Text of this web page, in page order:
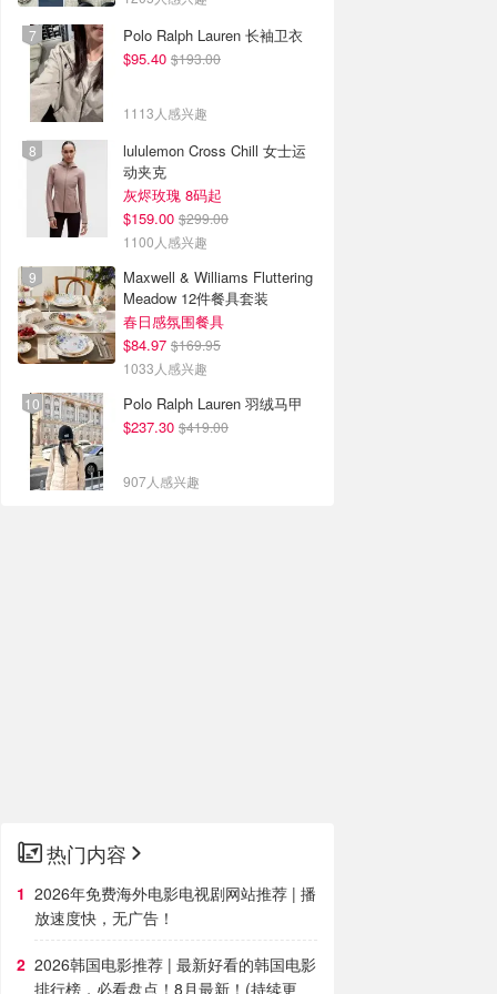
Polo Ralph Lauren 长袖卫衣
$95.40 $193.00
1113人感兴趣
lululemon Cross Chill 女士运
动夹克
灰烬玫瑰 8码起
$159.00 $299.00
1100人感兴趣
Maxwell & Williams Fluttering
Meadow 12件餐具套装
春日感氛围餐具
$84.97 $169.95
1033人感兴趣
Polo Ralph Lauren 羽绒马甲
$237.30 $419.00
907人感兴趣
热门内容
2026年免费海外电影电视剧网站推荐 | 播
放速度快，无广告！
2026韩国电影推荐 | 最新好看的韩国电影
排行榜，必看盘点！8月最新！(持续更